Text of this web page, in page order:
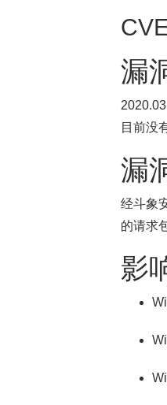
漏
目前没
漏
经斗象
的请求
影